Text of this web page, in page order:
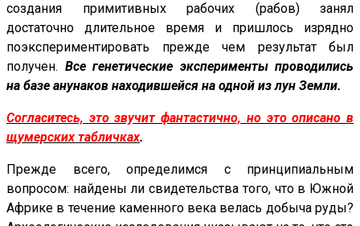
создания примитивных рабочих (рабов) занял
достаточно длительное время и пришлось изрядно
поэкспериментировать прежде чем результат был
получен. Все генетические эксперименты проводились
на базе анунаков находившейся на одной из лун Земли.
Согласитесь, это звучит фантастично, но это описано в
щумерских табличках.
Прежде всего, определимся с принципиальным
вопросом: найдены ли свидетельства того, что в Южной
Африке в течение каменного века велась добыча руды?